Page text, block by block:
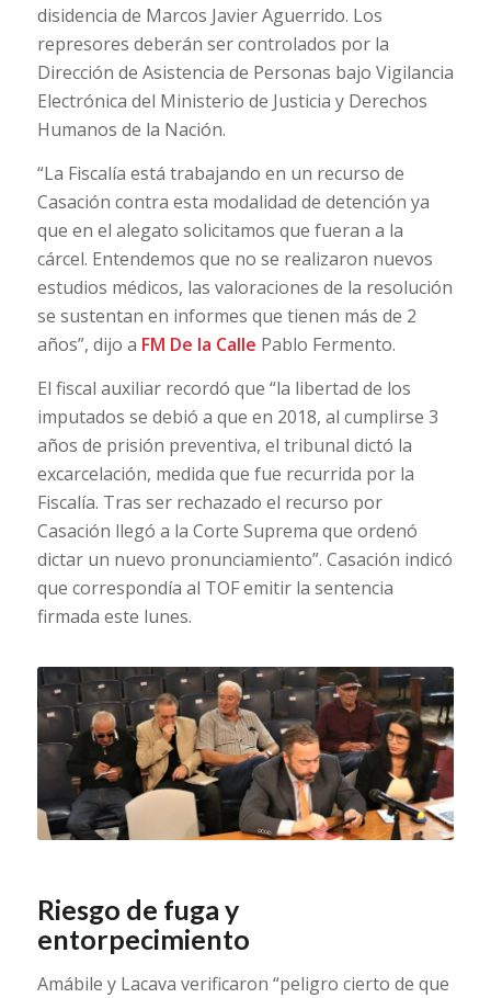
disidencia de Marcos Javier Aguerrido. Los
represores deberán ser controlados por la
Dirección de Asistencia de Personas bajo Vigilancia
Electrónica del Ministerio de Justicia y Derechos
Humanos de la Nación.
“La Fiscalía está trabajando en un recurso de
Casación contra esta modalidad de detención ya
que en el alegato solicitamos que fueran a la
cárcel. Entendemos que no se realizaron nuevos
estudios médicos, las valoraciones de la resolución
se sustentan en informes que tienen más de 2
años”, dijo a FM De la Calle Pablo Fermento.
El fiscal auxiliar recordó que “la libertad de los
imputados se debió a que en 2018, al cumplirse 3
años de prisión preventiva, el tribunal dictó la
excarcelación, medida que fue recurrida por la
Fiscalía. Tras ser rechazado el recurso por
Casación llegó a la Corte Suprema que ordenó
dictar un nuevo pronunciamiento”. Casación indicó
que correspondía al TOF emitir la sentencia
firmada este lunes.
Riesgo de fuga y
entorpecimiento
Amábile y Lacava verificaron “peligro cierto de que